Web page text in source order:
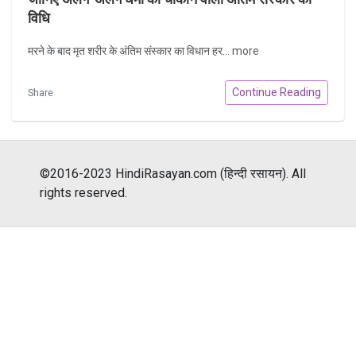
विधि
मरने के बाद मृत शरीर के अंतिम संस्कार का विधान हर... more
Share Continue Reading
©2016-2023 HindiRasayan.com (हिन्दी रसायन). All
rights reserved.